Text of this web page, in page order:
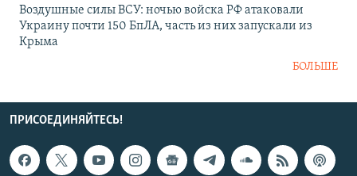
Воздушные силы ВСУ: ночью войска РФ атаковали
Украину почти 150 БпЛА, часть из них запускали из
Крыма
БОЛЬШЕ
ПРИСОЕДИНЯЙТЕСЬ!